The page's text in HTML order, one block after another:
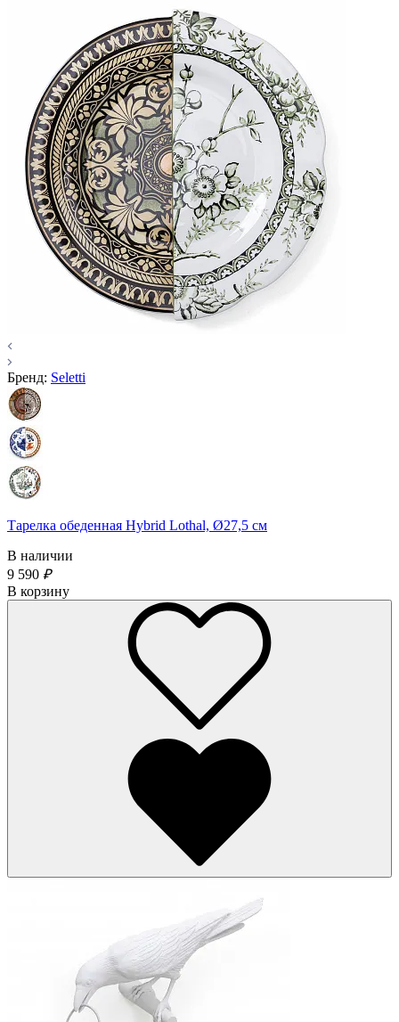
Бренд: Seletti
Тарелка обеденная Hybrid Lothal, Ø27,5 см
В наличии
9 590 ₽
В корзину